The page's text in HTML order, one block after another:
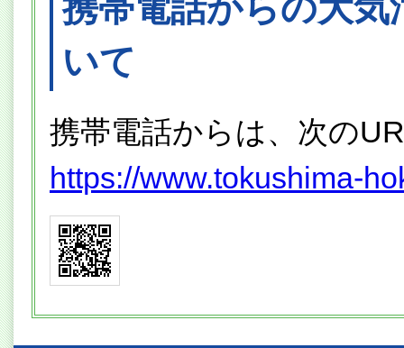
携帯電話からの大
いて
携帯電話からは、次の
https://www.tokushima-